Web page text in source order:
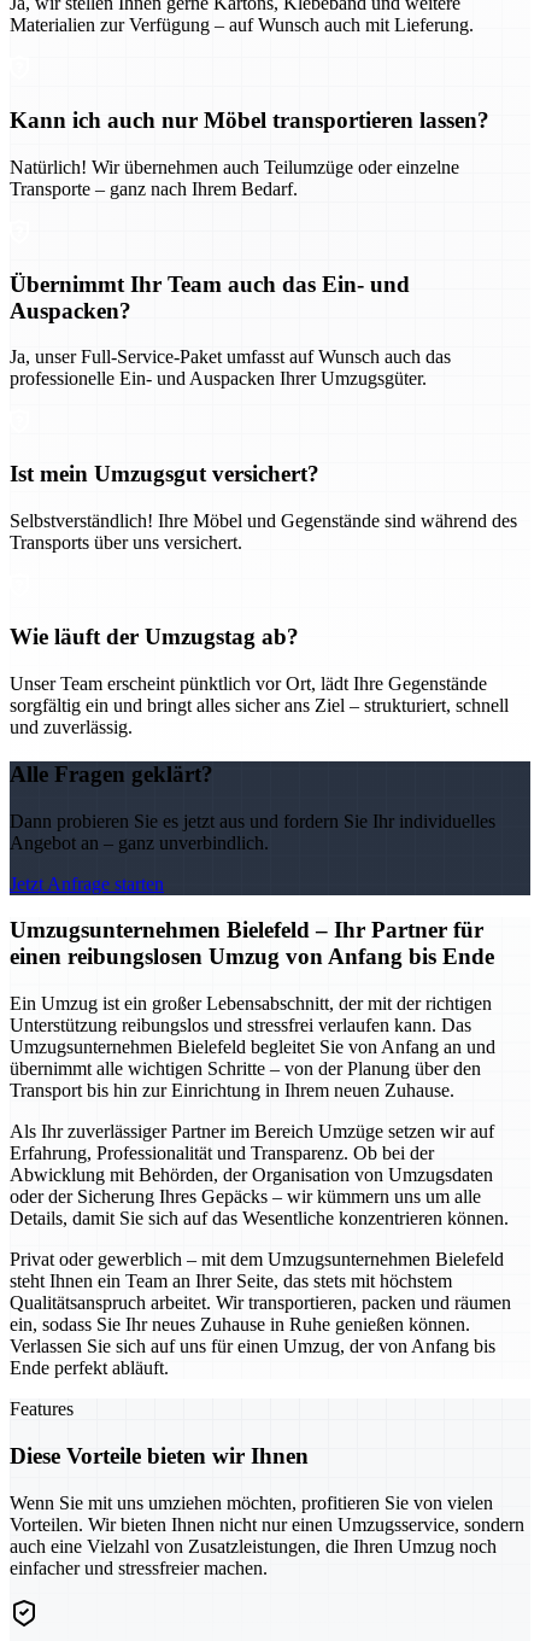
Materialien zur Verfügung – auf Wunsch auch mit Lieferung.
Kann ich auch nur Möbel transportieren lassen?
Natürlich! Wir übernehmen auch Teilumzüge oder einzelne
Transporte – ganz nach Ihrem Bedarf.
Übernimmt Ihr Team auch das Ein- und
Auspacken?
Ja, unser Full-Service-Paket umfasst auf Wunsch auch das
professionelle Ein- und Auspacken Ihrer Umzugsgüter.
Ist mein Umzugsgut versichert?
Selbstverständlich! Ihre Möbel und Gegenstände sind während des
Transports über uns versichert.
Wie läuft der Umzugstag ab?
Unser Team erscheint pünktlich vor Ort, lädt Ihre Gegenstände
sorgfältig ein und bringt alles sicher ans Ziel – strukturiert, schnell
und zuverlässig.
Alle Fragen geklärt?
Dann probieren Sie es jetzt aus und fordern Sie Ihr individuelles
Angebot an – ganz unverbindlich.
Jetzt Anfrage starten
Umzugsunternehmen Bielefeld – Ihr Partner für
einen reibungslosen Umzug von Anfang bis Ende
Ein Umzug ist ein großer Lebensabschnitt, der mit der richtigen
Unterstützung reibungslos und stressfrei verlaufen kann. Das
Umzugsunternehmen Bielefeld begleitet Sie von Anfang an und
übernimmt alle wichtigen Schritte – von der Planung über den
Transport bis hin zur Einrichtung in Ihrem neuen Zuhause.
Als Ihr zuverlässiger Partner im Bereich Umzüge setzen wir auf
Erfahrung, Professionalität und Transparenz. Ob bei der
Abwicklung mit Behörden, der Organisation von Umzugsdaten
oder der Sicherung Ihres Gepäcks – wir kümmern uns um alle
Details, damit Sie sich auf das Wesentliche konzentrieren können.
Privat oder gewerblich – mit dem Umzugsunternehmen Bielefeld
steht Ihnen ein Team an Ihrer Seite, das stets mit höchstem
Qualitätsanspruch arbeitet. Wir transportieren, packen und räumen
ein, sodass Sie Ihr neues Zuhause in Ruhe genießen können.
Verlassen Sie sich auf uns für einen Umzug, der von Anfang bis
Ende perfekt abläuft.
Features
Diese Vorteile bieten wir Ihnen
Wenn Sie mit uns umziehen möchten, profitieren Sie von vielen
Vorteilen. Wir bieten Ihnen nicht nur einen Umzugsservice, sondern
auch eine Vielzahl von Zusatzleistungen, die Ihren Umzug noch
einfacher und stressfreier machen.